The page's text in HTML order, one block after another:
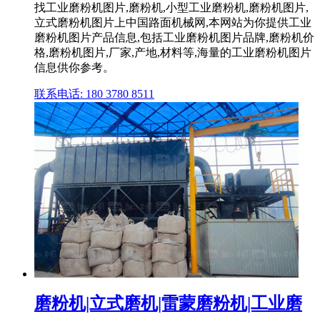
找工业磨粉机图片,磨粉机,小型工业磨粉机,磨粉机图片,
立式磨粉机图片上中国路面机械网,本网站为你提供工业
磨粉机图片产品信息,包括工业磨粉机图片品牌,磨粉机价
格,磨粉机图片,厂家,产地,材料等,海量的工业磨粉机图片
信息供你参考。
联系电话: 180 3780 8511
磨粉机|立式磨机|雷蒙磨粉机|工业磨